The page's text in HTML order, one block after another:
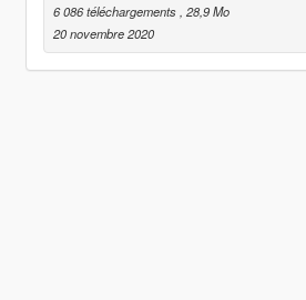
6 086 téléchargements , 28,9 Mo
20 novembre 2020